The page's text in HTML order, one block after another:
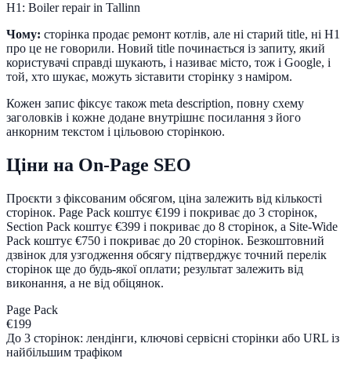
H1: Boiler repair in Tallinn
Чому: сторінка продає ремонт котлів, але ні старий title, ні H1
про це не говорили. Новий title починається із запиту, який
користувачі справді шукають, і називає місто, тож і Google, і
той, хто шукає, можуть зіставити сторінку з наміром.
Кожен запис фіксує також meta description, повну схему
заголовків і кожне додане внутрішнє посилання з його
анкорним текстом і цільовою сторінкою.
Ціни на On-Page SEO
Проєкти з фіксованим обсягом, ціна залежить від кількості
сторінок. Page Pack коштує €199 і покриває до 3 сторінок,
Section Pack коштує €399 і покриває до 8 сторінок, а Site-Wide
Pack коштує €750 і покриває до 20 сторінок. Безкоштовний
дзвінок для узгодження обсягу підтверджує точний перелік
сторінок ще до будь-якої оплати; результат залежить від
виконання, а не від обіцянок.
Page Pack
€199
До 3 сторінок: лендінги, ключові сервісні сторінки або URL із
найбільшим трафіком